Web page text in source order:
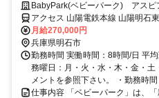
験活かせる乳幼児教育スタッフ
BabyPark(ベビーパーク) アスピ
アクセス 山陽電鉄本線 山陽明石
石南口徒歩約4分
月給270,000円
兵庫県明石市
勤務時間 実働時間：8時間/日 平
務曜日：月・火・水・木・金・
メントを参照下さい。 ・勤務時
仕事内容 「ベビーパーク」は、